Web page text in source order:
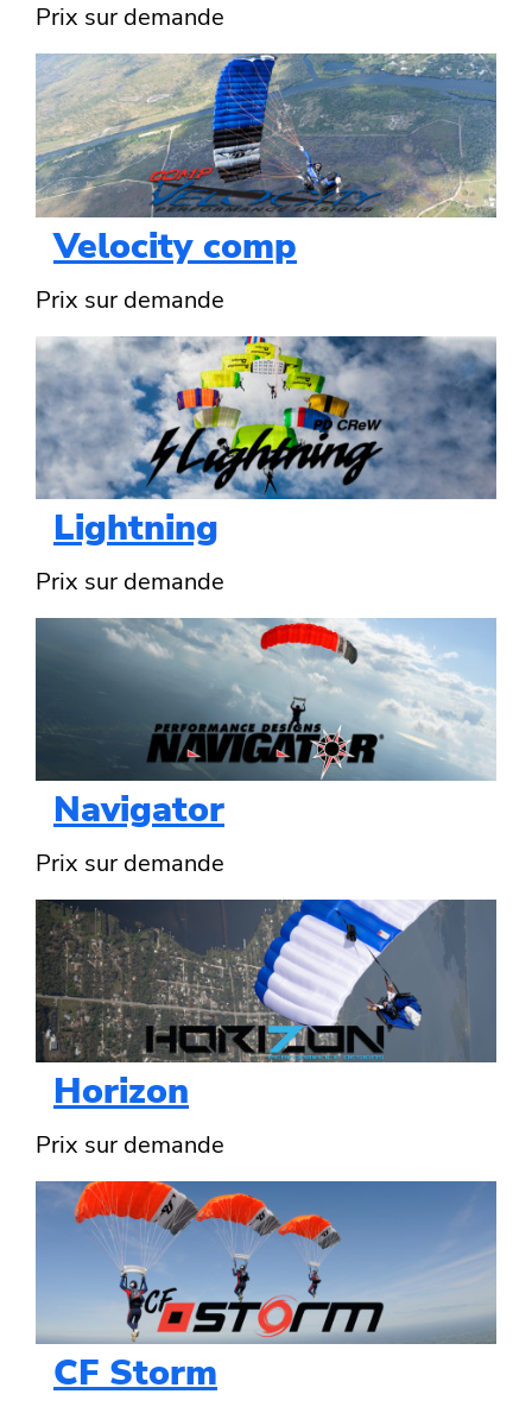
Prix sur demande
Velocity comp
Prix sur demande
Lightning
Prix sur demande
Navigator
Prix sur demande
Horizon
Prix sur demande
CF Storm